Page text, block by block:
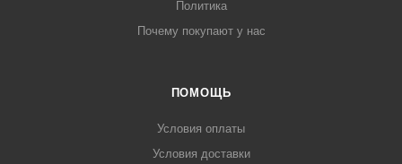
Политика
Почему покупают у нас
ПОМОЩЬ
Условия оплаты
Условия доставки